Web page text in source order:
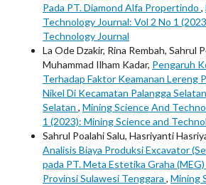
Pada PT. Diamond Alfa Propertindo ,
Technology Journal: Vol 2 No 1
Technology Journal
La Ode Dzakir, Rina Rembah, Sahrul
Muhammad Ilham Kadar, Pengaruh
Terhadap Faktor Keamanan Lereng
Nikel Di Kecamatan Palangga
Selatan , Mining Science And
1 (2023): Mining Science and
Sahrul Poalahi Salu, Hasriyanti
Analisis Biaya Produksi Excavator
pada PT. Meta Estetika Graha
Provinsi Sulawesi Tenggara , Mining